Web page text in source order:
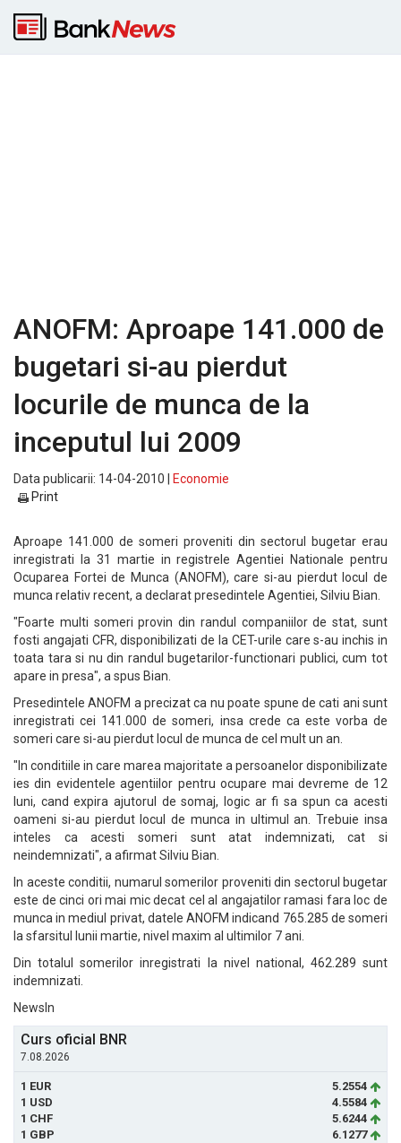
ANOFM: Aproape 141.000 de
bugetari si-au pierdut
locurile de munca de la
inceputul lui 2009
Data publicarii: 14-04-2010 |
Economie
Print
Aproape 141.000 de someri proveniti din sectorul bugetar erau
inregistrati la 31 martie in registrele Agentiei Nationale pentru
Ocuparea Fortei de Munca (ANOFM), care si-au pierdut locul de
munca relativ recent, a declarat presedintele Agentiei, Silviu Bian.
"Foarte multi someri provin din randul companiilor de stat, sunt
fosti angajati CFR, disponibilizati de la CET-urile care s-au inchis in
toata tara si nu din randul bugetarilor-functionari publici, cum tot
apare in presa", a spus Bian.
Presedintele ANOFM a precizat ca nu poate spune de cati ani sunt
inregistrati cei 141.000 de someri, insa crede ca este vorba de
someri care si-au pierdut locul de munca de cel mult un an.
"In conditiile in care marea majoritate a persoanelor disponibilizate
ies din evidentele agentiilor pentru ocupare mai devreme de 12
luni, cand expira ajutorul de somaj, logic ar fi sa spun ca acesti
oameni si-au pierdut locul de munca in ultimul an. Trebuie insa
inteles ca acesti someri sunt atat indemnizati, cat si
neindemnizati", a afirmat Silviu Bian.
In aceste conditii, numarul somerilor proveniti din sectorul bugetar
este de cinci ori mai mic decat cel al angajatilor ramasi fara loc de
munca in mediul privat, datele ANOFM indicand 765.285 de someri
la sfarsitul lunii martie, nivel maxim al ultimilor 7 ani.
Din totalul somerilor inregistrati la nivel national, 462.289 sunt
indemnizati.
NewsIn
Curs oficial BNR
7.08.2026
1 EUR
5.2554
1 USD
4.5584
1 CHF
5.6244
1 GBP
6.1277